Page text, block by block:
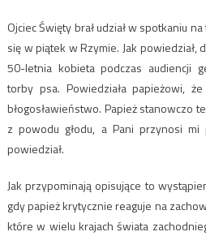
Ojciec Święty brał udział w spotkaniu
się w piątek w Rzymie. Jak
50-letnia kobieta podczas audiencji
torby psa. Powiedziała papieżowi,
błogosławieństwo. Papież stanowczo
z powodu głodu, a Pani przynosi mi
powiedział.
Jak przypominają opisujące to
gdy papież krytycznie reaguje na
które w wielu krajach świata